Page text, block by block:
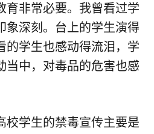
育非常必要。我曾看过学
象深刻。台上的学生演得
的学生也感动得流泪，学
当中，对毒品的危害也感
校学生的禁毒宣传主要是